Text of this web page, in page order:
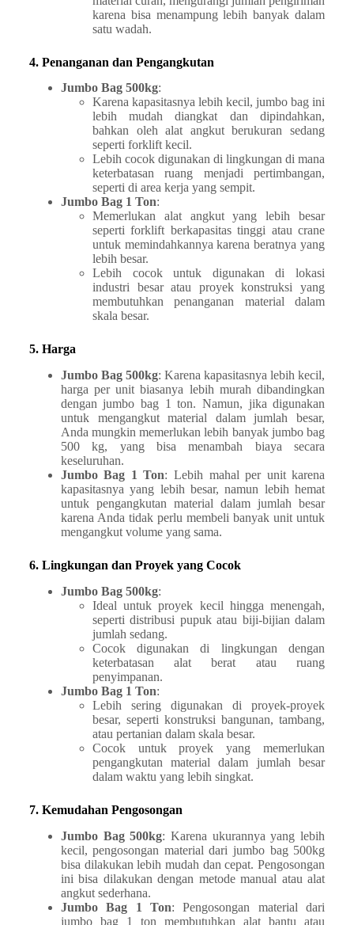
karena bisa menampung lebih banyak dalam
satu wadah.
4. Penanganan dan Pengangkutan
Jumbo Bag 500kg:
Karena kapasitasnya lebih kecil, jumbo bag ini
lebih mudah diangkat dan dipindahkan,
bahkan oleh alat angkut berukuran sedang
seperti forklift kecil.
Lebih cocok digunakan di lingkungan di mana
keterbatasan ruang menjadi pertimbangan,
seperti di area kerja yang sempit.
Jumbo Bag 1 Ton:
Memerlukan alat angkut yang lebih besar
seperti forklift berkapasitas tinggi atau crane
untuk memindahkannya karena beratnya yang
lebih besar.
Lebih cocok untuk digunakan di lokasi
industri besar atau proyek konstruksi yang
membutuhkan penanganan material dalam
skala besar.
5. Harga
Jumbo Bag 500kg: Karena kapasitasnya lebih kecil,
harga per unit biasanya lebih murah dibandingkan
dengan jumbo bag 1 ton. Namun, jika digunakan
untuk mengangkut material dalam jumlah besar,
Anda mungkin memerlukan lebih banyak jumbo bag
500 kg, yang bisa menambah biaya secara
keseluruhan.
Jumbo Bag 1 Ton: Lebih mahal per unit karena
kapasitasnya yang lebih besar, namun lebih hemat
untuk pengangkutan material dalam jumlah besar
karena Anda tidak perlu membeli banyak unit untuk
mengangkut volume yang sama.
6. Lingkungan dan Proyek yang Cocok
Jumbo Bag 500kg:
Ideal untuk proyek kecil hingga menengah,
seperti distribusi pupuk atau biji-bijian dalam
jumlah sedang.
Cocok digunakan di lingkungan dengan
keterbatasan alat berat atau ruang
penyimpanan.
Jumbo Bag 1 Ton:
Lebih sering digunakan di proyek-proyek
besar, seperti konstruksi bangunan, tambang,
atau pertanian dalam skala besar.
Cocok untuk proyek yang memerlukan
pengangkutan material dalam jumlah besar
dalam waktu yang lebih singkat.
7. Kemudahan Pengosongan
Jumbo Bag 500kg: Karena ukurannya yang lebih
kecil, pengosongan material dari jumbo bag 500kg
bisa dilakukan lebih mudah dan cepat. Pengosongan
ini bisa dilakukan dengan metode manual atau alat
angkut sederhana.
Jumbo Bag 1 Ton: Pengosongan material dari
jumbo bag 1 ton membutuhkan alat bantu atau